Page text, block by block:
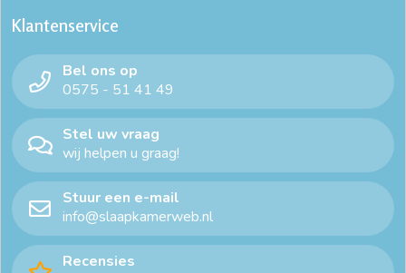
Klantenservice
Bel ons op
0575 - 51 41 49
Stel uw vraag
wij helpen u graag!
Stuur een e-mail
info@slaapkamerweb.nl
Recensies